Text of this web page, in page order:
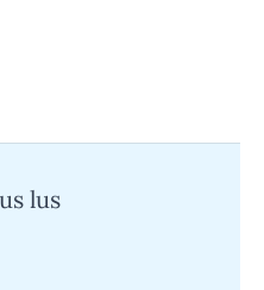
lus